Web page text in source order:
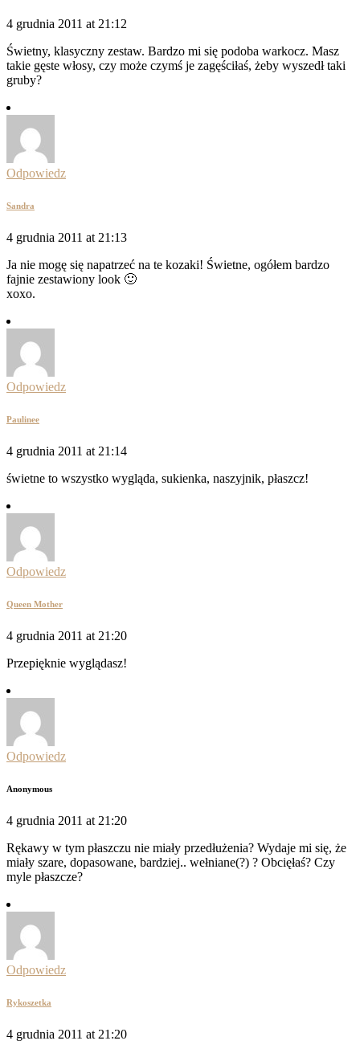
4 grudnia 2011 at 21:12
Świetny, klasyczny zestaw. Bardzo mi się podoba warkocz. Masz
takie gęste włosy, czy może czymś je zagęściłaś, żeby wyszedł taki
gruby?
Odpowiedz
Sandra
4 grudnia 2011 at 21:13
Ja nie mogę się napatrzeć na te kozaki! Świetne, ogółem bardzo
fajnie zestawiony look 🙂
xoxo.
Odpowiedz
Paulinee
4 grudnia 2011 at 21:14
świetne to wszystko wygląda, sukienka, naszyjnik, płaszcz!
Odpowiedz
Queen Mother
4 grudnia 2011 at 21:20
Przepięknie wyglądasz!
Odpowiedz
Anonymous
4 grudnia 2011 at 21:20
Rękawy w tym płaszczu nie miały przedłużenia? Wydaje mi się, że
miały szare, dopasowane, bardziej.. wełniane(?) ? Obcięłaś? Czy
myle płaszcze?
Odpowiedz
Rykoszetka
4 grudnia 2011 at 21:20